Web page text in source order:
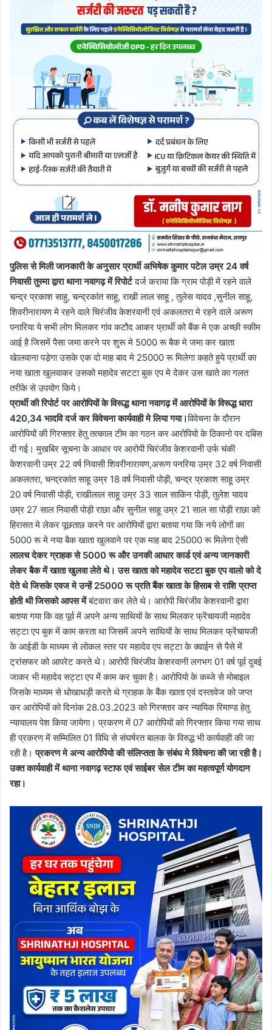
पुलिस से मिली जानकारी के अनुसार प्रार्थी अभिषेक कुमार पटेल उम्र 24 वर्ष
निवासी तुस्मा द्वारा थाना नवागढ़ में रिपोर्टदर्ज कराया कि ग्राम पोड़ी में रहने वाले
चन्द्र प्रकाश साहु, चन्द्रकांत साहू, राखी लाल साहू , तुलेस यादव ,सुनील साहू,
शिवरीनारायण मे रहने वाले चिरंजीव केशरवानी एवं अकलतरा मे रहने वाले अरूण
पनारिया ये सभी लोग मिलकर गांव कटौद आकर प्रार्थी को बैंक मे एक अच्छी स्कीम
आई है जिसमें पैसा जमा करने पर शुरू मे 5000 रू बैक मे जमा कर खाता
खेालवाना पडे़गा उसके एक दो माह बाद मे 25000 रू मिलेगा कहते हुये प्रार्थी का
नया खाता खुलवाकर उसको महादेव सटटा बुक एप मे देकर उस खाते का गलत
तरीके से उपयोग किये।
प्रार्थी की रिपोर्ट पर आरोपियों के विरूद्ध थाना नवागढ़ में आरोपियों के विरूद्ध धारा
420,34 भादवि दर्ज कर विवेचना कार्यवाही मे लिया गया।विवेचना के दौरान
आरोपियों की गिरफ्तार हेतु तत्काल टीम का गठन कर आरोपियो के ठिकानो पर दबिस
दी गई। मुखबिर सूचना के आधार पर आरोपी चिरंजीव केशरवानी उर्फ चंकी
केशरवानी उम्र 22 वर्ष निवासी शिवरीनारायण,अरूण पनरिया उम्र 32 वर्ष निवासी
अकलतरा, चन्द्रकांत साहू उम्र 18 वर्ष निवासी पोड़ी, चन्द्र प्रकाश साहू उम्र
20 वर्ष निवासी पोड़ी, राखीलाल साहू उम्र 33 साल साकिन पोड़ी, तुलेश यादव
उम्र 27 साल निवासी पोड़ी राछा और सुनील साहू उम्र 21 साल सा पोड़ी राछा को
हिरासत मे लेकर पूछताछ करने पर आरोपियों द्वारा बताया गया कि नये लोगों का
5000 रू मे नया बैक खाता खुलवाने पर एक माह बाद 25000 रू मिलेगा ऐसी
लालच देकर ग्राहक से 5000 रू और उनकी आधार कार्ड एवं अन्य जानकारी
लेकर बैक में खाता खुलवा लेते थे। उस खाता को महादेव सटटा बुक एप वालो को दे
देते थे जिसके एवज मे उन्हें 25000 रू प्रति बैंक खाता के हिसाब से राशि प्राप्त
होती थी जिसको आपस मेंबंटवारा कर लेते थे। आरोपी चिरंजीव केशरवानी द्वारा
बताया गया कि वह पूर्व में अपने अन्य साथियों के साथ मिलकर फ्रेंचायजी महादेव
सट्टा एप बुक में काम करता था जिसमें अपने साथियों के साथ मिलकर फ्रेंचायजी
के आईडी के माध्यम से लोकल स्तर पर महादेव एप सट्टा के क्वाईन से पैसे में
ट्रांसफर को आपरेट करते थे। आरोपी चिरंजीव केशरवानी लगभग 01 वर्ष पूर्व दुबई
जाकर भी महादेव सट्टा एप में काम कर चुका है। आरोपियो के कब्जे से मोबाइल
जिसके माध्यम से धोखाधड़ी करते थे ग्राहक के बैंक खाता एवं दस्तावेज को जप्त
कर आरोपियों को दिनांक 28.03.2023 को गिरफ्तार कर न्यायिक रिमाण्ड हेतु
न्यायालय पेश किया जायेगा। प्रकरण में 07 आरोपियों को गिरफ्तार किया गया साथ
ही प्रकरण में सम्मिलित 01 विधि से संघर्षरत बालक के विरुद्ध भी कार्यवाही की जा
रही है।प्रकरण मे अन्य आरोपियो की संलिप्तता के संबंध मे विवेचना की जा रही है।
उक्त कार्यवाही में थाना नवागढ़ स्टाफ एवं साईबर सेल टीम का महत्वपूर्ण योगदान
रहा।